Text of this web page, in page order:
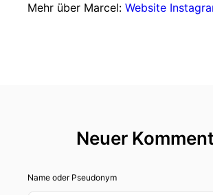
Mehr über Marcel: Website
Neuer
Name oder Pseudonym